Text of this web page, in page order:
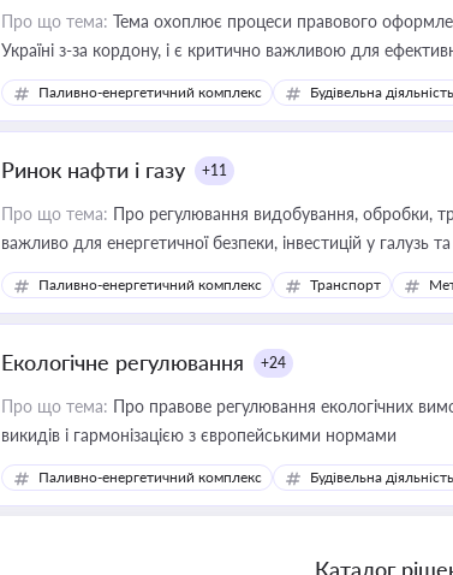
Про що тема: Тема охоплює процеси правового
Україні з-за кордону, і є критично важливою для
інфраструктурних проєктів
Паливно-енергетичний комплекс Будівельна діяльність
Ринок нафти і газу +11
Про що тема: Про регулювання видобування, обробки,
важливо для енергетичної безпеки, інвестицій у галузь
Паливно-енергетичний комплекс Транспорт
Екологічне регулювання +24
Про що тема: Про правове регулювання екологічних
викидів і гармонізацією з європейськими нормами
Паливно-енергетичний комплекс Будівельна діяльність
Каталог